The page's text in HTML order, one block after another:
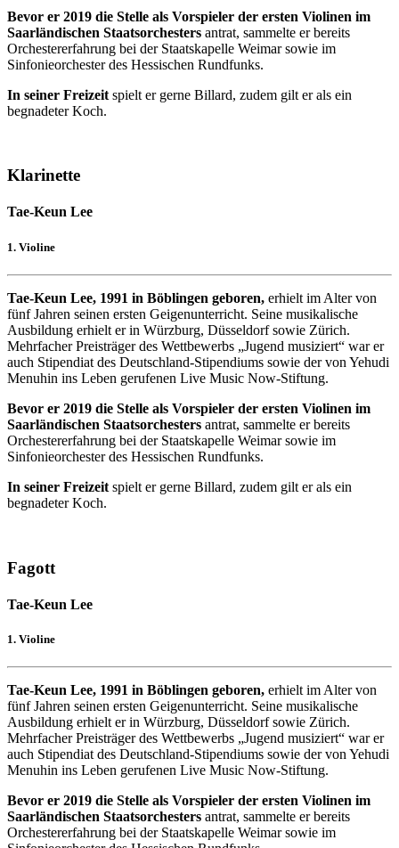
Bevor er 2019 die Stelle als Vorspieler der ersten Violinen im
Saarländischen Staatsorchesters antrat, sammelte er bereits
Orchestererfahrung bei der Staatskapelle Weimar sowie im
Sinfonieorchester des Hessischen Rundfunks.
In seiner Freizeit spielt er gerne Billard, zudem gilt er als ein
begnadeter Koch.
Klarinette
Tae-Keun Lee
1. Violine
Tae-Keun Lee, 1991 in Böblingen geboren, erhielt im Alter von
fünf Jahren seinen ersten Geigenunterricht. Seine musikalische
Ausbildung erhielt er in Würzburg, Düsseldorf sowie Zürich.
Mehrfacher Preisträger des Wettbewerbs „Jugend musiziert“ war er
auch Stipendiat des Deutschland-Stipendiums sowie der von Yehudi
Menuhin ins Leben gerufenen Live Music Now-Stiftung.
Bevor er 2019 die Stelle als Vorspieler der ersten Violinen im
Saarländischen Staatsorchesters antrat, sammelte er bereits
Orchestererfahrung bei der Staatskapelle Weimar sowie im
Sinfonieorchester des Hessischen Rundfunks.
In seiner Freizeit spielt er gerne Billard, zudem gilt er als ein
begnadeter Koch.
Fagott
Tae-Keun Lee
1. Violine
Tae-Keun Lee, 1991 in Böblingen geboren, erhielt im Alter von
fünf Jahren seinen ersten Geigenunterricht. Seine musikalische
Ausbildung erhielt er in Würzburg, Düsseldorf sowie Zürich.
Mehrfacher Preisträger des Wettbewerbs „Jugend musiziert“ war er
auch Stipendiat des Deutschland-Stipendiums sowie der von Yehudi
Menuhin ins Leben gerufenen Live Music Now-Stiftung.
Bevor er 2019 die Stelle als Vorspieler der ersten Violinen im
Saarländischen Staatsorchesters antrat, sammelte er bereits
Orchestererfahrung bei der Staatskapelle Weimar sowie im